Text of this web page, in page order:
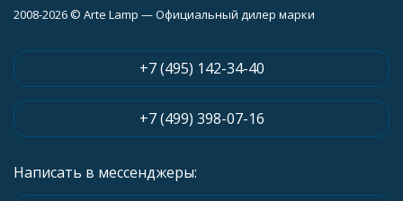
2008-2026 © Arte Lamp — Официальный дилер марки
+7 (495) 142-34-40
+7 (499) 398-07-16
Написать в мессенджеры: